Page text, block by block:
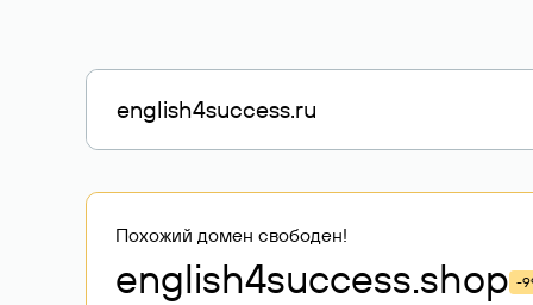
Похожий домен свободен!
english4success.shop -